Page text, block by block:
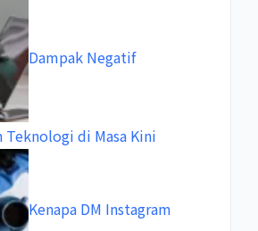
Dampak Negatif
Teknologi di Masa Kini
Kenapa DM Instagram